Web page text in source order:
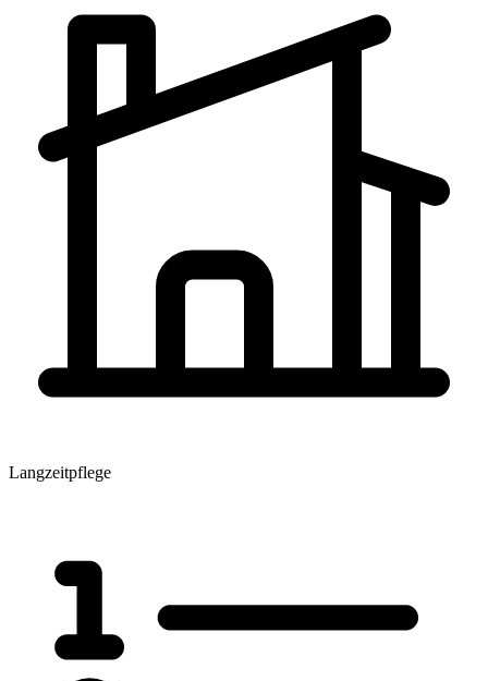
Langzeitpflege